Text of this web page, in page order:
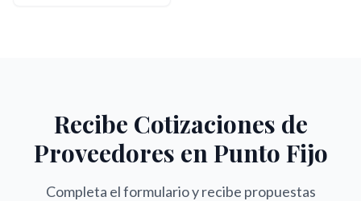
Recibe Cotizaciones de
Proveedores enPunto Fijo
Completa el formulario y recibe propuestas